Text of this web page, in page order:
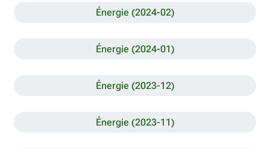
Énergie (2024-02)
Énergie (2024-01)
Énergie (2023-12)
Énergie (2023-11)